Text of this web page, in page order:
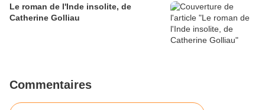
Le roman de l'Inde insolite, de
Catherine Golliau
Commentaires